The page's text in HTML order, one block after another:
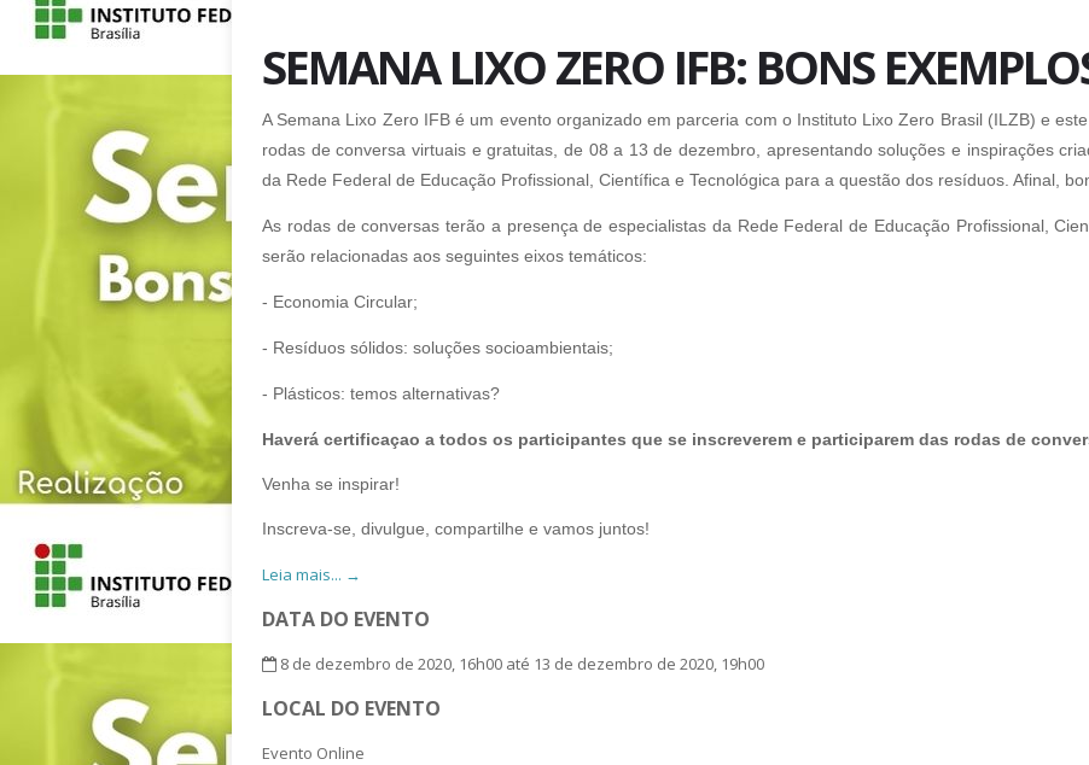
SEMANA LIXO ZERO IFB: BONS
A Semana Lixo Zero IFB é um evento organizado em parceria com o Instituto Lixo Zero Brasil (ILZB) e
rodas de conversa virtuais e gratuitas, de 08 a 13 de dezembro, apresentando soluções e inspirações
da Rede Federal de Educação Profissional, Científica e Tecnológica para a questão dos resíduos. Afinal,
As rodas de conversas terão a presença de especialistas da Rede Federal de Educação Profissional,
serão relacionadas aos seguintes eixos temáticos:
- Economia Circular;
- Resíduos sólidos: soluções socioambientais;
- Plásticos: temos alternativas?
Haverá certificaçao a todos os participantes que se inscreverem e participarem das rodas de
Venha se inspirar!
Inscreva-se, divulgue, compartilhe e vamos juntos!
Leia mais... →
DATA DO EVENTO
8 de dezembro de 2020, 16h00 até 13 de dezembro de 2020, 19h00
LOCAL DO EVENTO
Evento Online